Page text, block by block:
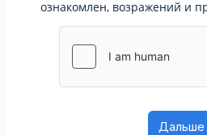
ознакомлен, возражений и